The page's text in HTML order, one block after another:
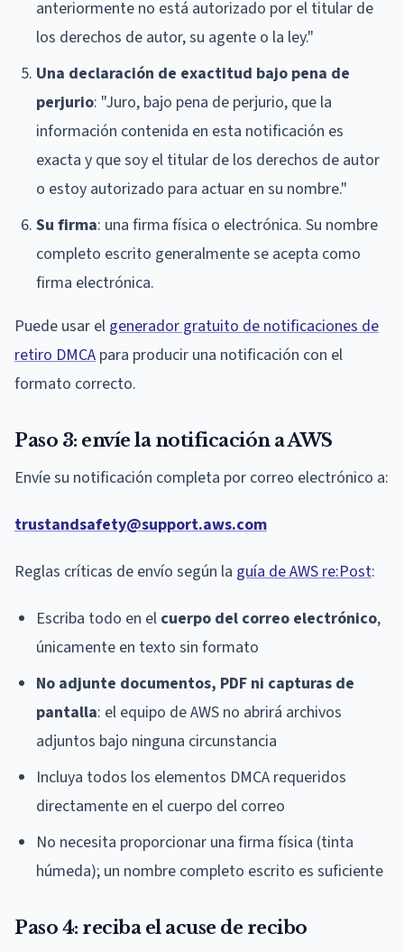
anteriormente no está autorizado por el titular de
los derechos de autor, su agente o la ley."
Una declaración de exactitud bajo pena de
perjurio: "Juro, bajo pena de perjurio, que la
información contenida en esta notificación es
exacta y que soy el titular de los derechos de autor
o estoy autorizado para actuar en su nombre."
Su firma: una firma física o electrónica. Su nombre
completo escrito generalmente se acepta como
firma electrónica.
Puede usar el generador gratuito de notificaciones de
retiro DMCA para producir una notificación con el
formato correcto.
Paso 3: envíe la notificación a AWS
Envíe su notificación completa por correo electrónico a:
trustandsafety@support.aws.com
Reglas críticas de envío según la guía de AWS re:Post:
Escriba todo en el cuerpo del correo electrónico,
únicamente en texto sin formato
No adjunte documentos, PDF ni capturas de
pantalla: el equipo de AWS no abrirá archivos
adjuntos bajo ninguna circunstancia
Incluya todos los elementos DMCA requeridos
directamente en el cuerpo del correo
No necesita proporcionar una firma física (tinta
húmeda); un nombre completo escrito es suficiente
Paso 4: reciba el acuse de recibo